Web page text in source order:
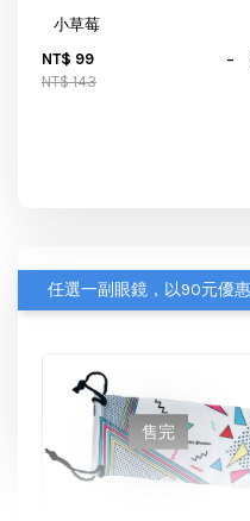
NT$ 99
NT$ 143
-
售完